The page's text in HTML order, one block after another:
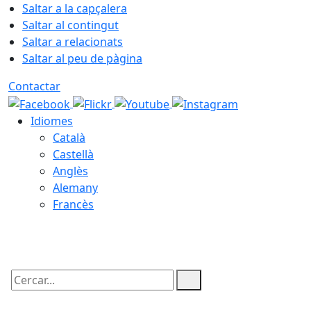
Saltar a la capçalera
Saltar al contingut
Saltar a relacionats
Saltar al peu de pàgina
Contactar
Idiomes
Català
Castellà
Anglès
Alemany
Francès
Cercar: